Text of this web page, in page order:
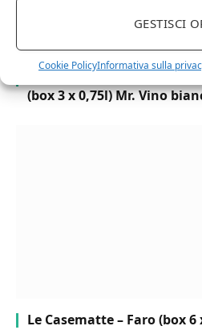
GESTISCI
Cookie PolicyInformativa sulla
(box 3 x 0,75l) Mr. Vino
Le Casematte – Faro (box